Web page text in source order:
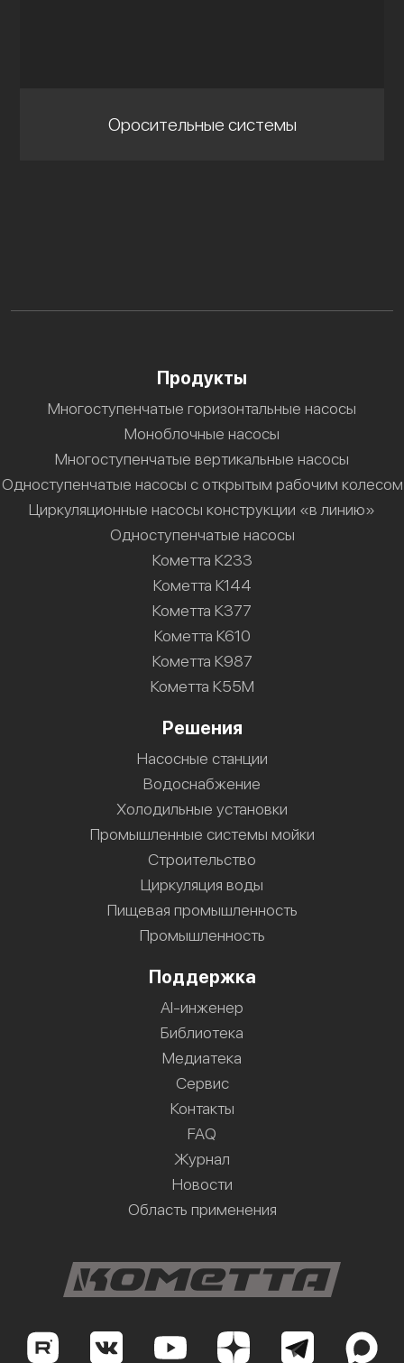
Оросительные системы
Продукты
Многоступенчатые горизонтальные насосы
Моноблочные насосы
Многоступенчатые вертикальные насосы
Одноступенчатые насосы с открытым рабочим колесом
Циркуляционные насосы конструкции «в линию»
Одноступенчатые насосы
Кометта К233
Кометта К144
Кометта К377
Кометта К610
Кометта К987
Кометта К55М
Решения
Насосные станции
Водоснабжение
Холодильные установки
Промышленные системы мойки
Строительство
Циркуляция воды
Пищевая промышленность
Промышленность
Поддержка
AI-инженер
Библиотека
Медиатека
Сервис
Контакты
FAQ
Журнал
Новости
Область применения